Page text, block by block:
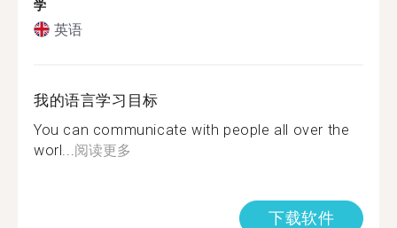
学
英语
我的语言学习目标
You can communicate with people all over the
worl... 阅读更多
下载软件